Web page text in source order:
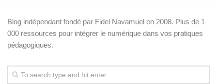
Blog indépendant fondé par Fidel Navamuel en 2008. Plus de 1
000 ressources pour intégrer le numérique dans vos pratiques
pédagogiques.